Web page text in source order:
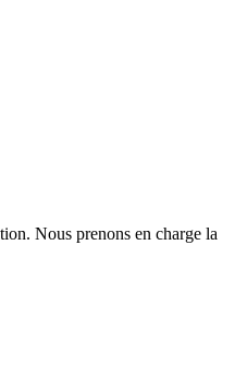
Nous prenons en charge la